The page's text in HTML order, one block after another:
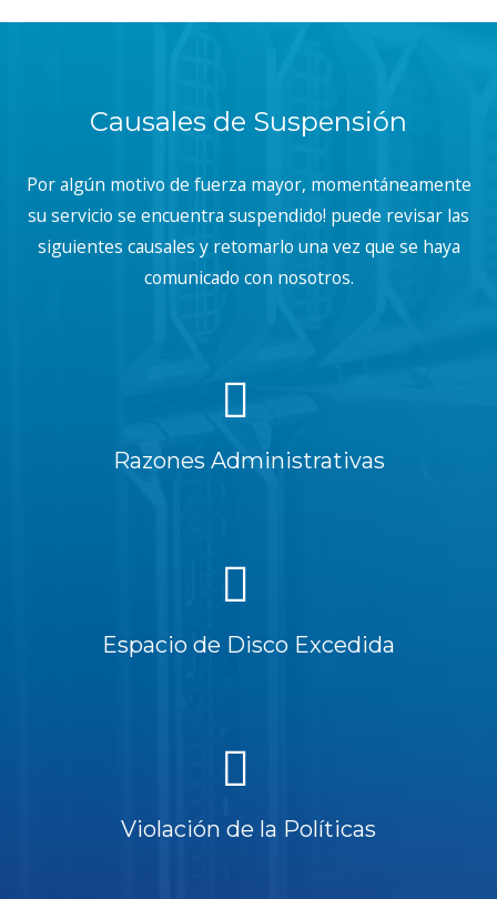
Causales de Suspensión
Por algún motivo de fuerza mayor, momentáneamente
su servicio se encuentra suspendido! puede revisar las
siguientes causales y retomarlo una vez que se haya
comunicado con nosotros.
Razones Administrativas
Espacio de Disco Excedida
Violación de la Políticas